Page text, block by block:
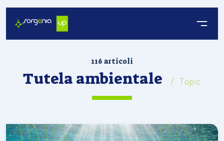
116 articoli
/ Topic
Tutela ambientale